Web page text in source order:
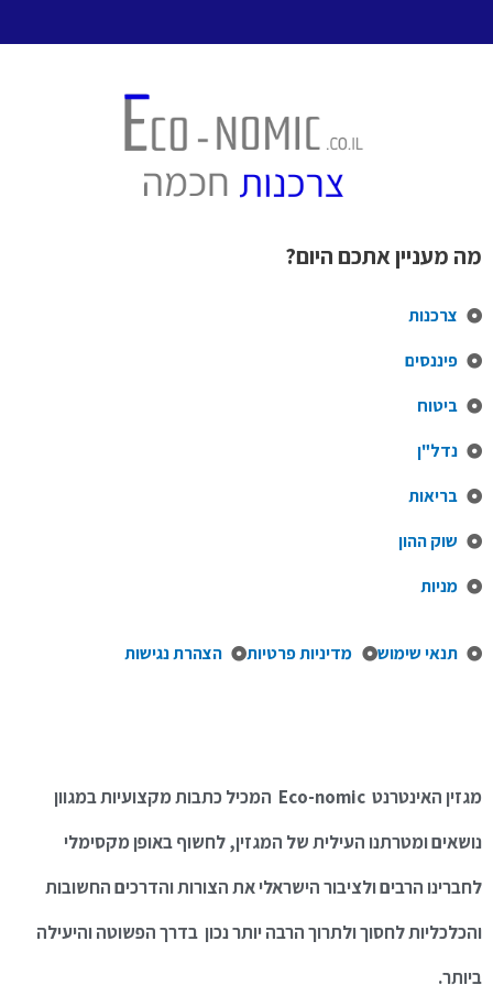
מה מעניין אתכם היום?
צרכנות
פיננסים
ביטוח
נדל"ן
בריאות
שוק ההון
מניות
תנאי שימוש מדיניות פרטיות הצהרת נגישות
מגזין האינטרנט Eco-nomic המכיל כתבות מקצועיות במגוון
נושאים ומטרתנו העילית של המגזין, לחשוף באופן מקסימלי
לחברינו הרבים ולציבור הישראלי את הצורות והדרכים החשובות
והכלכליות לחסוך ולתרוך הרבה יותר נכון בדרך הפשוטה והיעילה
ביותר.